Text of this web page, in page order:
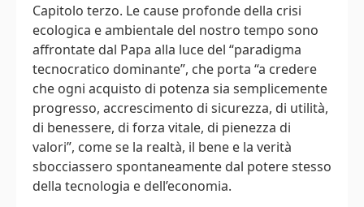
Capitolo terzo. Le cause profonde della crisi
ecologica e ambientale del nostro tempo sono
affrontate dal Papa alla luce del “paradigma
tecnocratico dominante”, che porta “a credere
che ogni acquisto di potenza sia semplicemente
progresso, accrescimento di sicurezza, di utilità,
di benessere, di forza vitale, di pienezza di
valori”, come se la realtà, il bene e la verità
sbocciassero spontaneamente dal potere stesso
della tecnologia e dell’economia.